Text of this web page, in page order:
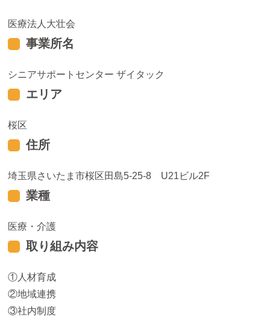
医療法人大壮会
事業所名
シニアサポートセンター ザイタック
エリア
桜区
住所
埼玉県さいたま市桜区田島5-25-8 U21ビル2F
業種
医療・介護
取り組み内容
人材育成
地域連携
社内制度